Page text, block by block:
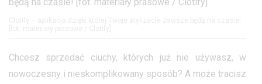
Chcesz sprzedać ciuchy, których już nie używasz, w
nowoczesny i nieskomplikowany sposób? A może tracisz